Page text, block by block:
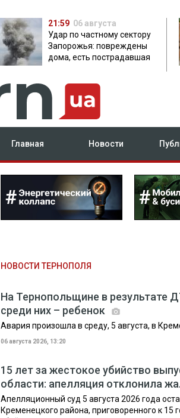
21:59 06 августа
Удар по частному сектору
Запорожья: повреждены
дома, есть пострадавшая
Главная Новости
НОВОСТИ ТЕРНОПОЛЯ
На Тернопольщине в результате
среди них – ребенок
Авария произошла в среду, 5 августа, в
06 августа 2026, 13:20
15 лет за жестокое убийство
области: апелляция отклонила
Апелляционный суд 5 августа 2026 года
Кременецкого района, приговоренного к